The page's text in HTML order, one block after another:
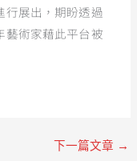
行展出，期盼透過
藝術家藉此平台被
下一篇文章 →